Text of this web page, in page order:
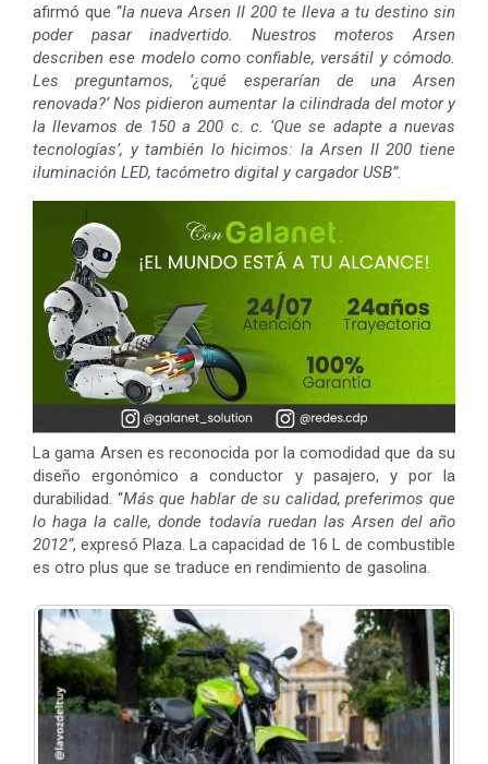
afirmó que “la nueva Arsen II 200 te lleva a tu destino sin
poder pasar inadvertido. Nuestros moteros Arsen
describen ese modelo comoconfiable, versátil y cómodo.
Les preguntamos, ‘¿qué esperarían de una Arsen
renovada?’ Nos pidieron aumentar la cilindrada del motor y
la llevamos de 150 a 200 c. c. ‘Que se adapte a nuevas
tecnologías’, y también lo hicimos: la Arsen II 200 tiene
iluminación LED, tacómetro digital y cargador USB”.
La gama Arsen es reconocida por la comodidad que da su
diseño ergonómico a conductor y pasajero, y por la
durabilidad. “Más que hablar de su calidad, preferimos que
lo haga la calle, donde todavía ruedan las Arsen del año
2012”, expresó Plaza. La capacidad de 16 L de combustible
es otro plus que se traduce en rendimiento de gasolina.